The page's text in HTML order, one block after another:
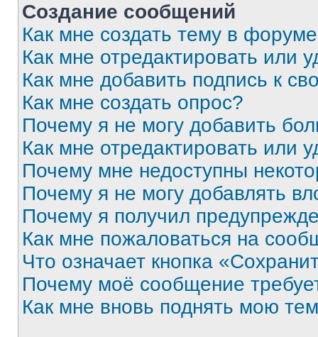
Создание сообщений
Как мне создать тему в
Как мне отредактировать или
Как мне добавить подпись к
Как мне создать опрос?
Почему я не могу добавить
Как мне отредактировать или
Почему мне недоступны
Почему я не могу добавлять
Почему я получил
Как мне пожаловаться на
Что означает кнопка
Почему моё сообщение
Как мне вновь поднять мою